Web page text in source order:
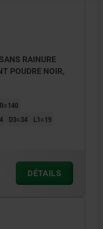
RAINURE
POUDRE NOIR,
D3=34 L1=19
DÉTAILS